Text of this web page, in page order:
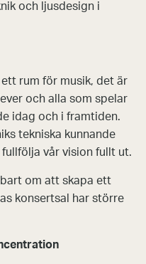
och ljusdesign i
rum för musik, det är
och alla som spelar
idag och i framtiden.
tekniska kunnande
vår vision fullt ut.
om att skapa ett
konsertsal har större